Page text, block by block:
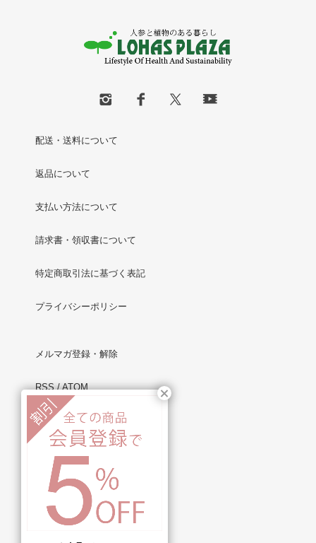
配送・送料について
返品について
支払い方法について
請求書・領収書について
特定商取引法に基づく表記
プライバシーポリシー
メルマガ登録・解除
RSS/ATOM
マイアカウント
新規会員登録